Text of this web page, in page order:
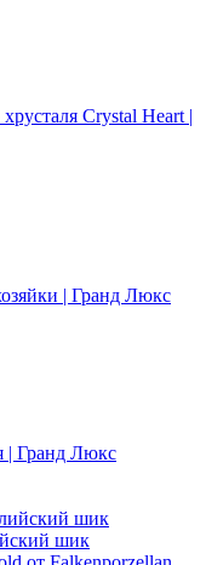
Crystal Heart |
| Гранд Люкс
| Гранд Люкс
шик